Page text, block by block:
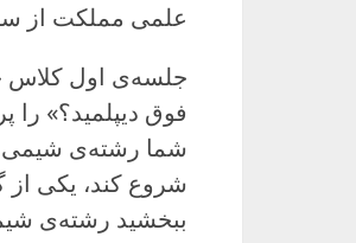
علمی مملکت از
جلسه‌ی اول کلاس
فوق دیپلمید؟»
شما رشته‌ی شیمی
شروع کند، یکی از
ببخشید رشته‌ی